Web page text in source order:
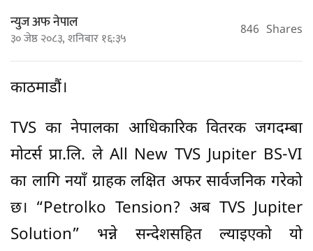
न्युज अफ नेपाल
३० जेष्ठ २०८३, शनिबार १६:३५ 846 Shares
काठमाडौं।
TVS का नेपालका आधिकारिक वितरक जगदम्बा
मोटर्स प्रा.लि. ले All New TVS Jupiter BS-VI
का लागि नयाँ ग्राहक लक्षित अफर सार्वजनिक गरेको
छ। “Petrolko Tension? अब TVS Jupiter
Solution” भन्ने सन्देशसहित ल्याइएको यो